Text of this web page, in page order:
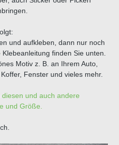
und aufkleben, dann nur noch
finden Sie unten.
Motiv z. B. an Ihrem Auto,
Fenster und vieles mehr.
und auch andere
und Größe.